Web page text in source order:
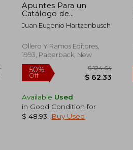
Apuntes Para un
Catálogo de
Periódicos Madrileños,
Desde el año 1661 al
por la Biblioteca
Nacional en el
1873). Edición Facsímil.
(in Spanish)
Juan Eugenio Hartzenbusch
Ollero Y Ramos Editores,
1993, Paperback, New
Available Used
in Good Condition for
$ 48.93
Buy Used